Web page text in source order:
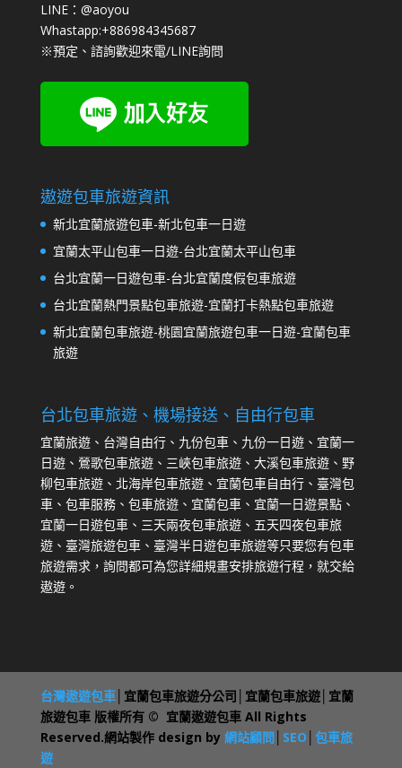
LINE：@aoyou
Whastapp:+886984345687
※預定、諮詢歡迎來電/LINE詢問
遨遊包車旅遊資訊
新北宜蘭旅遊包車-新北包車一日遊
宜蘭太平山包車一日遊-台北宜蘭太平山包車
台北宜蘭一日遊包車-台北宜蘭度假包車旅遊
台北宜蘭熱門景點包車旅遊-宜蘭打卡熱點包車旅遊
新北宜蘭包車旅遊-桃園宜蘭旅遊包車一日遊-宜蘭包車
旅遊
台北包車旅遊、機場接送、自由行包車
宜蘭旅遊、台灣自由行、九份包車、九份一日遊、宜蘭一
日遊、鶯歌包車旅遊、三峽包車旅遊、大溪包車旅遊、野
柳包車旅遊、北海岸包車旅遊、宜蘭包車自由行、臺灣包
車、包車服務、包車旅遊、宜蘭包車、宜蘭一日遊景點、
宜蘭一日遊包車、三天兩夜包車旅遊、五天四夜包車旅
遊、臺灣旅遊包車、臺灣半日遊包車旅遊等只要您有包車
旅遊需求，詢問都可為您詳細規畫安排旅遊行程，就交給
遨遊。
台灣遨遊包車│宜蘭包車旅遊分公司│宜蘭包車旅遊│宜蘭
旅遊包車 版權所有 © 宜蘭遨遊包車 All Rights
Reserved.網站製作 design by 網站顧問│ SEO 包車旅
遊